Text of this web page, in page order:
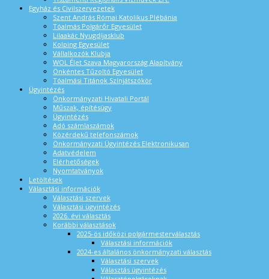
Egyház és Civilszervezetek
Szent András Római Katolikus Plébánia
Tóalmás Polgárőr Egyesület
Lilaakác Nyugdíjasklub
Kolping Egyesület
Vállalkozók Klubja
WOL Élet Szava Magyarország Alapítvány
Önkéntes Tűzoltó Egyesület
Tóalmási Titánok Színjátszókör
Ügyintézés
Önkormányzati Hivatali Portál
Műszak, építésügy
Ügyintézés
Adó számlaszámok
Közérdekű telefonszámok
Önkormányzati Ügyintézés Elektronikusan
Adatvédelem
Elérhetőségek
Nyomtatványok
Letöltések
Választási információk
Választási szervek
Választási ügyintézés
2026. évi választás
Korábbi választások
2025-ös időközi polgármesterválasztás
Választási információk
2024-es általános önkormányzati választás
Választási szervek
Választás ügyintézés